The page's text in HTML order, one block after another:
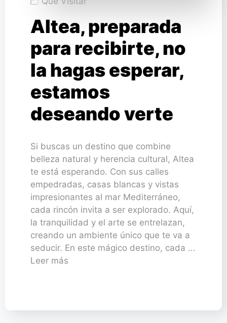
Altea, preparada
para recibirte, no
la hagas esperar,
estamos
deseando verte
Si buscas un destino que combine
belleza natural y herencia cultural, Altea
te está esperando. Con sus calles
empedradas, casas blancas y vistas
impresionantes al mar Mediterráneo,
cada rincón invita a ser explorado. Aquí,
la tranquilidad y el arte se entrelazan,
creando un ambiente único que te va a
seducir. En este mágico destino, cada ...
Leer más